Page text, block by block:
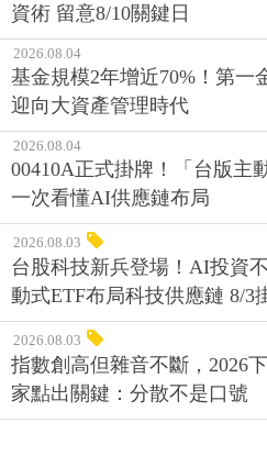
資術 留意8/10關鍵日
2026.08.04
基金規模2年增近70%！第一
迎向大資產管理時代
2026.08.04
00410A正式掛牌！「台版主
一次看懂AI供應鏈布局
2026.08.03
台股科技新兵登場！AI投資
動式ETF布局科技供應鏈 8/3
2026.08.03
指數創高但雜音不斷，2026
家點出關鍵：分散不是口號